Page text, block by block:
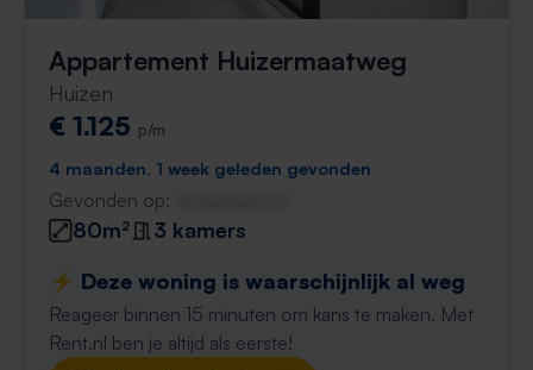
Appartement Huizermaatweg
Huizen
€ 1.125 p/m
4 maanden, 1 week geleden gevonden
Gevonden op:
80m²
3 kamers
⚡️ Deze woning is waarschijnlijk al weg
Reageer binnen 15 minuten om kans te maken. Met
Rent.nl ben je altijd als eerste!